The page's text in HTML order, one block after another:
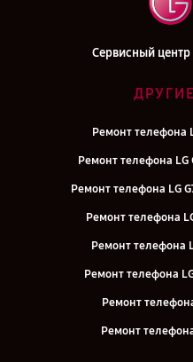
Сервисный центр
Ремонт телефона
Ремонт телефона LG
Ремонт телефона LG
Ремонт телефона
Ремонт телефона
Ремонт телефона
Ремонт
Ремонт